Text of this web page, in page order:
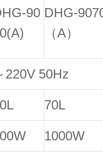
90 DHG-
（A）
220V 50Hz
70L
1000W